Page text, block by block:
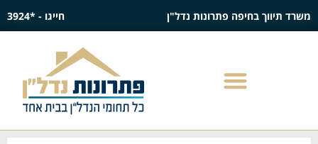
משרד תיווך בחיפה פתרונות נדל"ן חייגו - *3924